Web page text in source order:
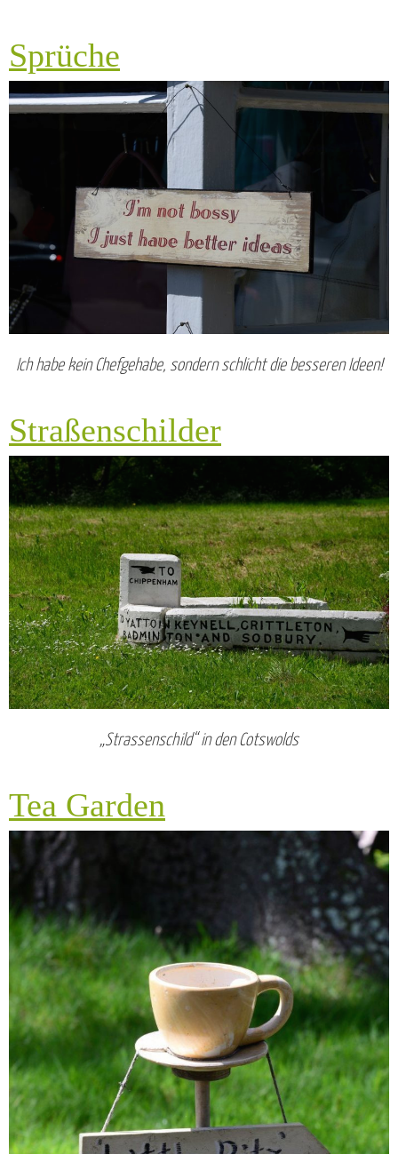
Sprüche
Ich habe kein Chefgehabe, sondern schlicht die besseren Ideen!
Straßenschilder
„Strassenschild“ in den Cotswolds
Tea Garden